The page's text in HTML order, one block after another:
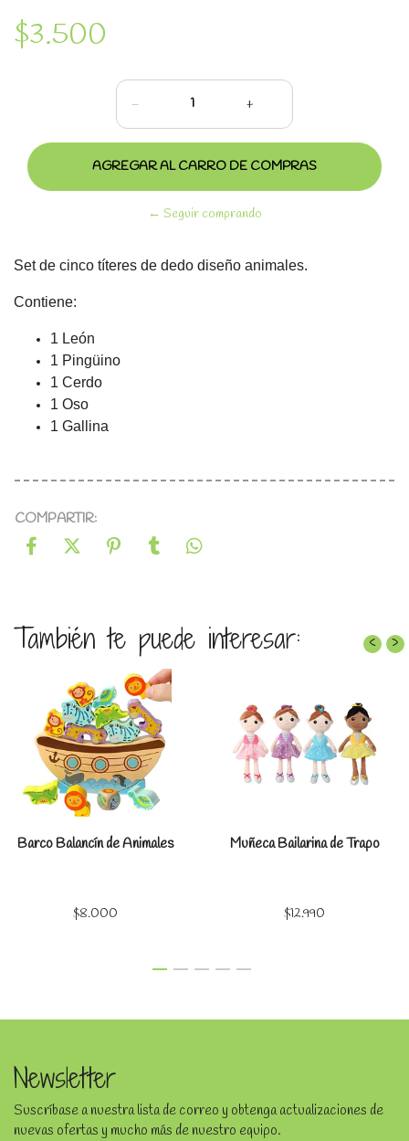
$3.500
- +
← Seguir comprando
Set de cinco títeres de dedo diseño animales.
Contiene:
1 León
1 Pingüino
1 Cerdo
1 Oso
1 Gallina
COMPARTIR:
También te puede interesar:
Barco Balancín de Animales
$8.000
Muñeca Bailarina de Trapo
$12.990
‹ ›
Newsletter
Suscríbase a nuestra lista de correo y obtenga actualizaciones de
nuevas ofertas y mucho más de nuestro equipo.